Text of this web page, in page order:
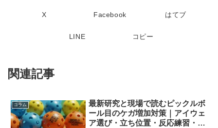
X Facebook はてブ
LINE コピー
関連記事
コラム
最新研究と現場で読むピックルボ
ール目のケガ増加対策｜アイウェ
ア選び・立ち位置・反応練習・安